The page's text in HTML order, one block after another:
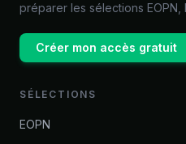
préparer les sélections EOPN,
Créer mon accès gratuit
SÉLECTIONS
EOPN